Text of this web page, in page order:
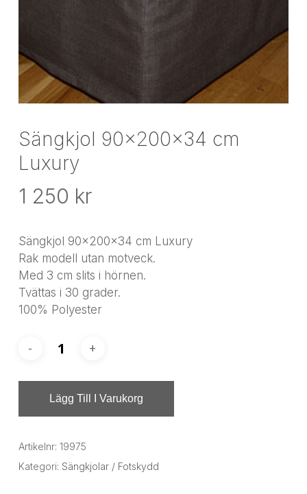
Sängkjol 90x200x34 cm
Luxury
1 250 kr
Sängkjol 90x200x34 cm Luxury
Rak modell utan motveck.
Med 3 cm slits i hörnen.
Tvättas i 30 grader.
100% Polyester
Lägg Till I Varukorg
Artikelnr: 19975
Kategori: Sängkjolar / Fotskydd